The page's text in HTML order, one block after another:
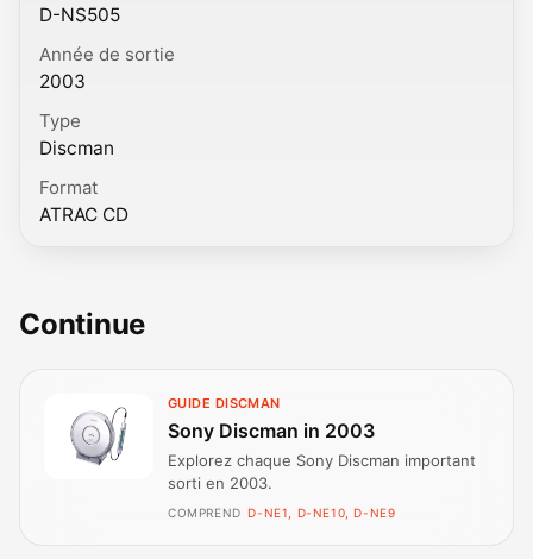
D-NS505
Année de sortie
2003
Type
Discman
Format
ATRAC CD
Continue
GUIDE DISCMAN
Sony Discman in 2003
Explorez chaque Sony Discman important
sorti en 2003.
COMPREND D-NE1, D-NE10, D-NE9